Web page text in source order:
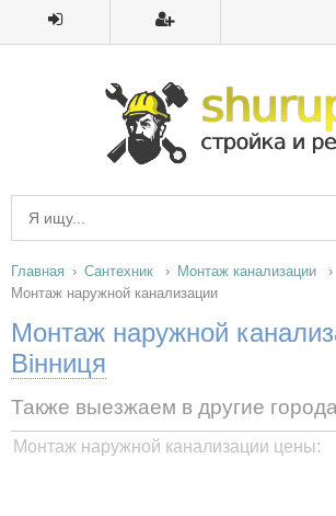
Главная Сантехник
Монтаж канализации
Монтаж наружной канализации
Монтаж наружной
Вінниця
Также выезжаем в другие
Монтаж наружной канализации цены: